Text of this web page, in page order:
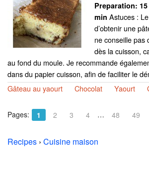
Preparation:
min Astuces :
d’obtenir une
ne conseille pas
dès la cuisson,
au fond du moule. Je recommande
dans du papier cuisson, afin de faciliter le
Gâteau au yaourt
Chocolat Yaourt
Pages: 1 2 3 4 … 48 49
Recipes › Cuisine maison